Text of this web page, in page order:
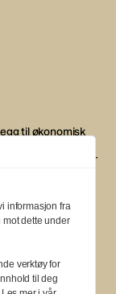
til økonomisk
og
og Vær Varsom-
informasjon fra
mot dette under
verktøy for
til deg